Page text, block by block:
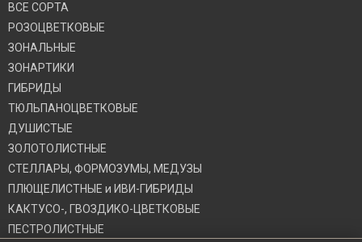
ВСЕ СОРТА
РОЗОЦВЕТКОВЫЕ
ЗОНАЛЬНЫЕ
ЗОНАРТИКИ
ГИБРИДЫ
ТЮЛЬПАНОЦВЕТКОВЫЕ
ДУШИСТЫЕ
ЗОЛОТОЛИСТНЫЕ
СТЕЛЛАРЫ, ФОРМОЗУМЫ, МЕДУЗЫ
ПЛЮЩЕЛИСТНЫЕ и ИВИ-ГИБРИДЫ
КАКТУСО-, ГВОЗДИКО-ЦВЕТКОВЫЕ
ПЕСТРОЛИСТНЫЕ